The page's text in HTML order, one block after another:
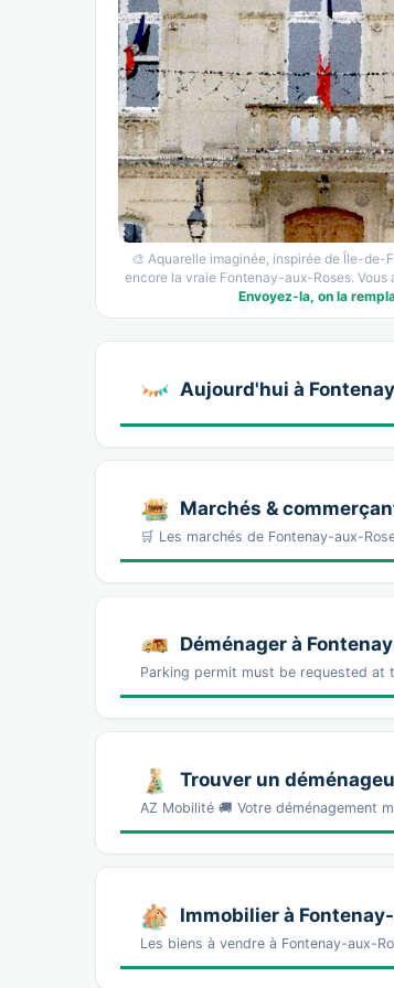
🎨 Aquarelle imaginée, inspirée de Île-
encore la vraie Fontenay-aux-Roses. Vous
Envoyez-la, on la
Aujourd'hui à
Marchés &
🛒 Les marchés de Fontenay-aux-
Déménager à
Parking permit must be requested at
Trouver un
AZ Mobilité 🚚 Votre déménagement
Immobilier à
Les biens à vendre à Fontenay-aux-